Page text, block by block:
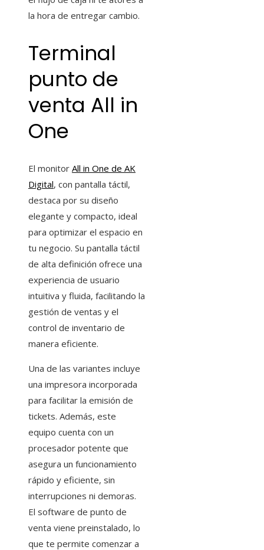
la hora de entregar cambio.
Terminal
punto de
venta All in
One
El monitor All in One de AK
Digital, con pantalla táctil,
destaca por su diseño
elegante y compacto, ideal
para optimizar el espacio en
tu negocio. Su pantalla táctil
de alta definición ofrece una
experiencia de usuario
intuitiva y fluida, facilitando la
gestión de ventas y el
control de inventario de
manera eficiente.
Una de las variantes incluye
una impresora incorporada
para facilitar la emisión de
tickets. Además, este
equipo cuenta con un
procesador potente que
asegura un funcionamiento
rápido y eficiente, sin
interrupciones ni demoras.
El software de punto de
venta viene preinstalado, lo
que te permite comenzar a